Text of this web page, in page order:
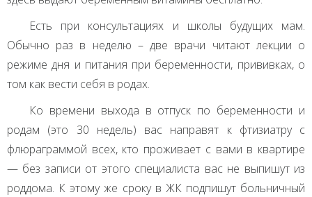
Есть при консультациях и школы будущих мам.
Обычно раз в неделю – две врачи читают лекции о
режиме дня и питания при беременности, прививках, о
том как вести себя в родах.
Ко времени выхода в отпуск по беременности и
родам (это 30 недель) вас направят к фтизиатру с
флюраграммой всех, кто проживает с вами в квартире
— без записи от этого специалиста вас не выпишут из
роддома. К этому же сроку в ЖК подпишут больничный